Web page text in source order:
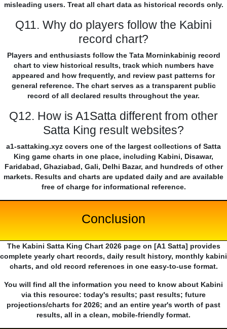
misleading users. Treat all chart data as historical records only.
Q11. Why do players follow the Kabini
record chart?
Players and enthusiasts follow the Tata Morninkabinig record
chart to view historical results, track which numbers have
appeared and how frequently, and review past patterns for
general reference. The chart serves as a transparent public
record of all declared results throughout the year.
Q12. How is A1Satta different from other
Satta King result websites?
a1-sattaking.xyz covers one of the largest collections of Satta
King game charts in one place, including Kabini, Disawar,
Faridabad, Ghaziabad, Gali, Delhi Bazar, and hundreds of other
markets. Results and charts are updated daily and are available
free of charge for informational reference.
Conclusion
The Kabini Satta King Chart 2026 page on [A1 Satta] provides
complete yearly chart records, daily result history, monthly kabini
charts, and old record references in one easy-to-use format.
You will find all the information you need to know about Kabini
via this resource: today's results; past results; future
projections/charts for 2026; and an entire year's worth of past
results, all in a clean, mobile-friendly format.